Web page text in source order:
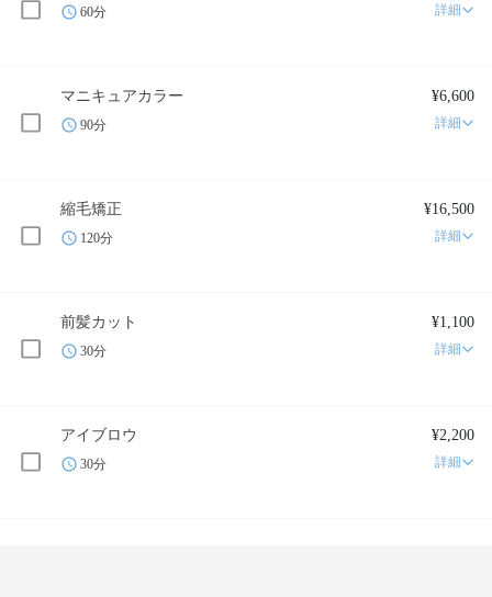
60分 詳細
マニキュアカラー ¥6,600
90分 詳細
縮毛矯正 ¥16,500
120分 詳細
前髪カット ¥1,100
30分 詳細
アイブロウ ¥2,200
30分 詳細